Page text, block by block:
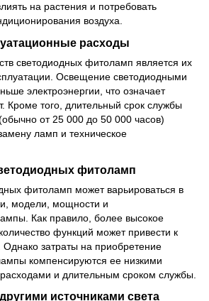
на растения и потребовать
воздуха.
расходы
светодиодных фитоламп является их
Освещение светодиодными
электроэнергии, что означает
Кроме того, длительный срок службы
от 25 000 до 50 000 часов)
ламп и техническое
фитоламп
фитоламп может варьироваться в
модели, мощности и
Как правило, более высокое
функций может привести к
затраты на приобретение
компенсируются ее низкими
и длительным сроком службы.
источниками света